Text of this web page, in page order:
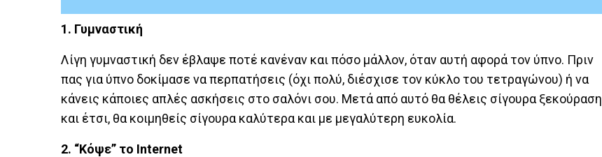
1. Γυμναστική
Λίγη γυμναστική δεν έβλαψε ποτέ κανέναν και πόσο μάλλον, όταν αυτή αφορά τον ύπνο. Πριν
πας για ύπνο δοκίμασε να περπατήσεις (όχι πολύ, διέσχισε τον κύκλο του τετραγώνου) ή να
κάνεις κάποιες απλές ασκήσεις στο σαλόνι σου. Μετά από αυτό θα θέλεις σίγουρα ξεκούραση
και έτσι, θα κοιμηθείς σίγουρα καλύτερα και με μεγαλύτερη ευκολία.
2. “Κόψε” το Internet